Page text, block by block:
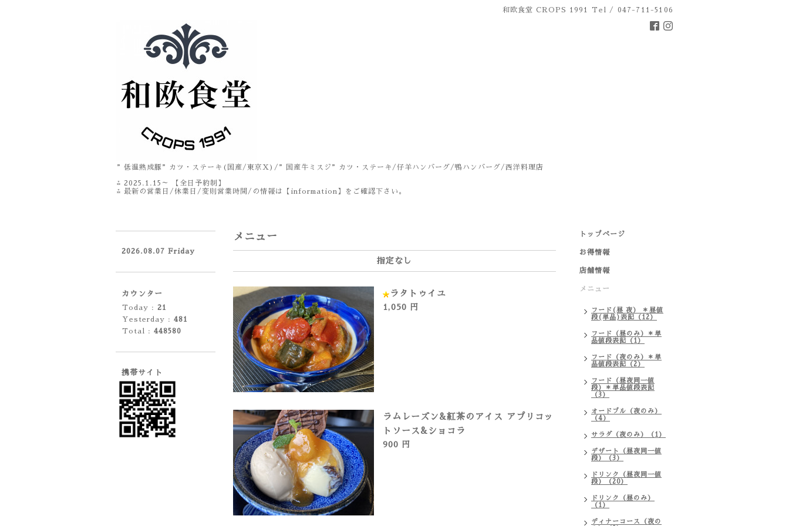
和欧食堂 CROPS 1991 Tel / 047-711-5106
”低温熟成豚”カツ・ステーキ(国産/東京X)/”国産牛ミスジ”カツ・ステーキ/仔羊ハンバーグ/鴨ハンバーグ/西洋料理店
⁂ 2025.1.15～ 【全日予約制】
⁂ 最新の営業日/休業日/変則営業時間/の情報は【information】をご確認下さい。
メニュー
指定なし
ラタトゥイユ
1,050 円
ラムレーズン&紅茶のアイス アプリコッ
トソース&ショコラ
900 円
トップページ
お得情報
店舗情報
メニュー
フード(昼 夜） ＊昼値
段(単品)表記（12）
フード（昼のみ）＊単
品値段表記（1）
フード（夜のみ）＊単
品値段表記（2）
フード（昼夜同一値
段）＊単品値段表記
（3）
オードブル（夜のみ）
（4）
サラダ（夜のみ）（1）
デザート（昼夜同一値
段）（3）
ドリンク（昼夜同一値
段）（20）
ドリンク（昼のみ）
（1）
ディナーコース（夜の
2026.08.07 Friday
カウンター
Today : 21
Yesterday : 481
Total : 448580
携帯サイト